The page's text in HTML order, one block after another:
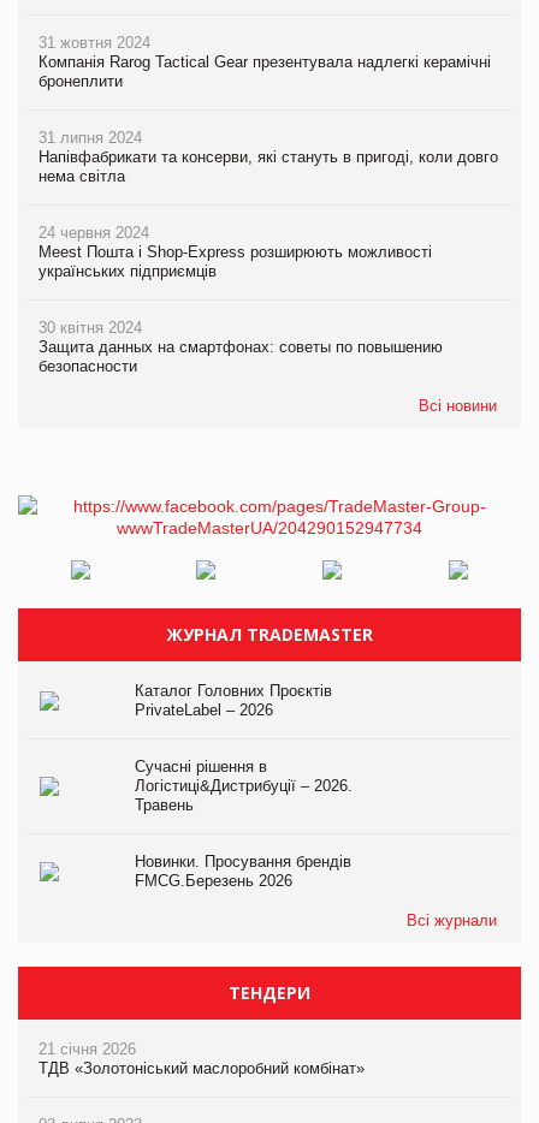
31 жовтня 2024
Компанія Rarog Tactical Gear презентувала надлегкі керамічні
бронеплити
31 липня 2024
Напівфабрикати та консерви, які стануть в пригоді, коли довго
нема світла
24 червня 2024
Meest Пошта і Shop-Express розширюють можливості
українських підприємців
30 квітня 2024
Защита данных на смартфонах: советы по повышению
безопасности
Всі новини
ЖУРНАЛ TRADEMASTER
Каталог Головних Проєктів
PrivateLabel – 2026
Сучасні рішення в
Логістиці&Дистрибуції – 2026.
Травень
Новинки. Просування брендів
FMCG.Березень 2026
Всі журнали
ТЕНДЕРИ
21 січня 2026
ТДВ «Золотоніський маслоробний комбінат»